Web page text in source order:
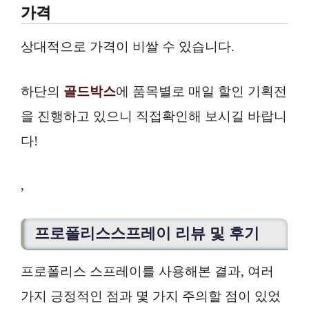
가격
상대적으로 가격이 비쌀 수 있습니다.
하단의 골드박스에 품목별로 매일 할인 기획전
을 진행하고 있으니 직접확인해 보시길 바랍니
다!
,
프로폴리스스프레이 리뷰 및 후기
프로폴리스 스프레이를 사용해본 결과, 여러
가지 긍정적인 점과 몇 가지 주의할 점이 있었